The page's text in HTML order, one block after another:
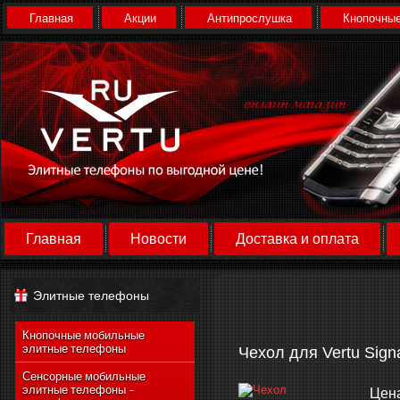
Главная Акции Антипрослушка
Главная Новости Доставка и оплата
Элитные телефоны
Кнопочные мобильные
элитные телефоны
Сенсорные мобильные
элитные телефоны -
Чехол для Vertu